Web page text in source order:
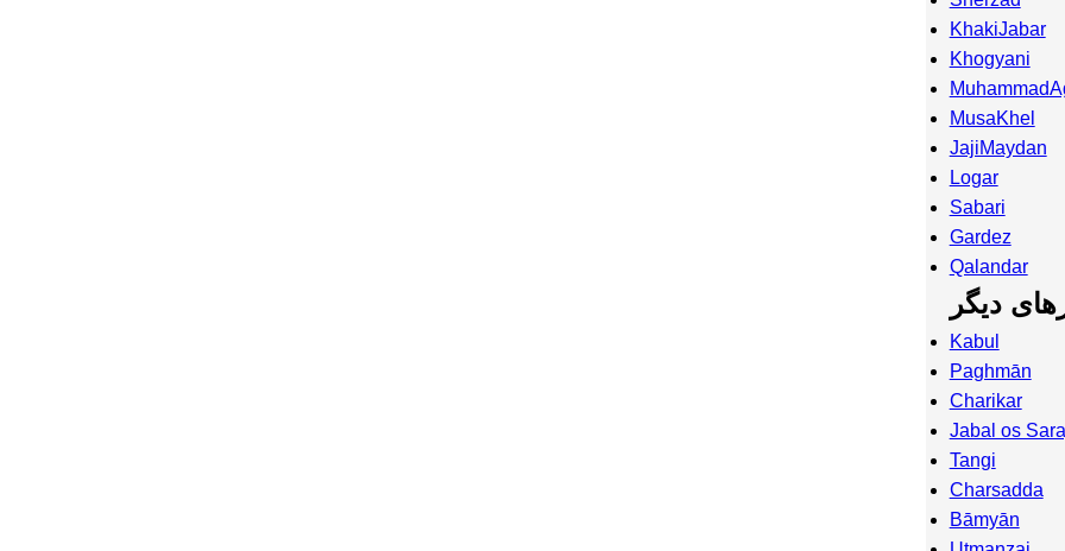
KhakiJabar
Khogyani
MusaKhel
JajiMaydan
Logar
Sabari
Gardez
Qalandar
دیگر
Kabul
Paghmān
Charikar
Jabal os
Tangi
Charsadda
Bāmyān